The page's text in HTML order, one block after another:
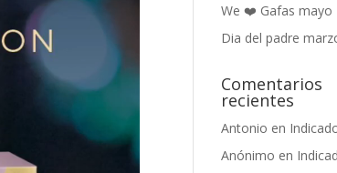
We ❤️ Gafas mayo
Dia del padre
Comentarios
recientes
Antonio en
Anónimo en